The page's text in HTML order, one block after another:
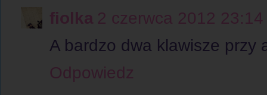
fiolka 2 czerwca 2012 23:14
A bardzo dwa klawisze przy
Odpowiedz